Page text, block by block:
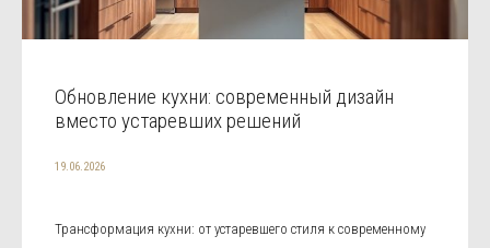
Обновление кухни: современный дизайн
вместо устаревших решений
19.06.2026
Трансформация кухни: от устаревшего стиля к современному